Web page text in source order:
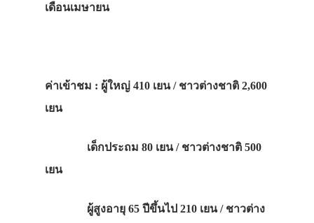
เดือนเมษายน
ค่าเข้าชม : ผู้ใหญ่ 410 เยน / ชาวต่างชาติ 2,600
เยน
เด็กประถม 80 เยน / ชาวต่างชาติ 500
เยน
ผู้สูงอายุ 65 ปีขึ้นไป 210 เยน / ชาวต่าง